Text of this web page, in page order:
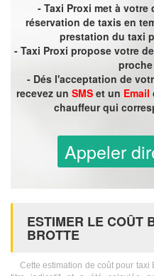
- Taxi Proxi met à
réservation de taxis en
prestation du taxi
- Taxi Proxi propose votre
- Dés l'acceptation de
recevez un SMSet un Email
chauffeur qui
Appeler
ESTIMER LE COÛT
BROTTE
Cette estimation de coût pour taxi